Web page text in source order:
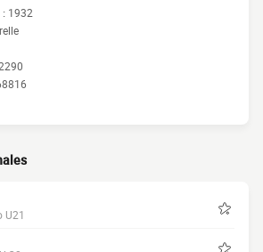
: 1932
U21